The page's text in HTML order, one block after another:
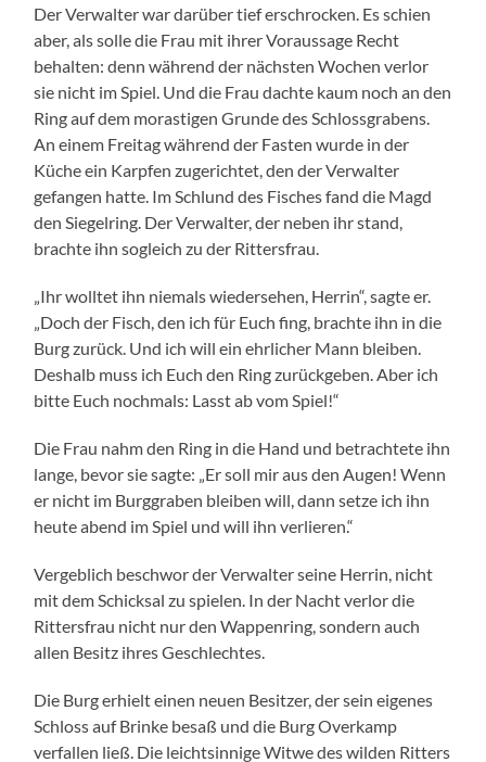
Der Verwalter war darüber tief erschrocken. Es schien
aber, als solle die Frau mit ihrer Voraussage Recht
behalten: denn während der nächsten Wochen verlor
sie nicht im Spiel. Und die Frau dachte kaum noch an den
Ring auf dem morastigen Grunde des Schlossgrabens.
An einem Freitag während der Fasten wurde in der
Küche ein Karpfen zugerichtet, den der Verwalter
gefangen hatte. Im Schlund des Fisches fand die Magd
den Siegelring. Der Verwalter, der neben ihr stand,
brachte ihn sogleich zu der Rittersfrau.
„Ihr wolltet ihn niemals wiedersehen, Herrin“, sagte er.
„Doch der Fisch, den ich für Euch fing, brachte ihn in die
Burg zurück. Und ich will ein ehrlicher Mann bleiben.
Deshalb muss ich Euch den Ring zurückgeben. Aber ich
bitte Euch nochmals: Lasst ab vom Spiel!“
Die Frau nahm den Ring in die Hand und betrachtete ihn
lange, bevor sie sagte: „Er soll mir aus den Augen! Wenn
er nicht im Burggraben bleiben will, dann setze ich ihn
heute abend im Spiel und will ihn verlieren.“
Vergeblich beschwor der Verwalter seine Herrin, nicht
mit dem Schicksal zu spielen. In der Nacht verlor die
Rittersfrau nicht nur den Wappenring, sondern auch
allen Besitz ihres Geschlechtes.
Die Burg erhielt einen neuen Besitzer, der sein eigenes
Schloss auf Brinke besaß und die Burg Overkamp
verfallen ließ. Die leichtsinnige Witwe des wilden Ritters